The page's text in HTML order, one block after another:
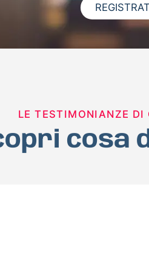
LE TESTIMONIANZE DI
cosa